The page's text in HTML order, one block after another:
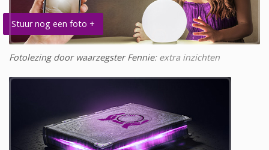
Stuur nog een foto +
Fotolezing door waarzegster Fennie: extra inzichten